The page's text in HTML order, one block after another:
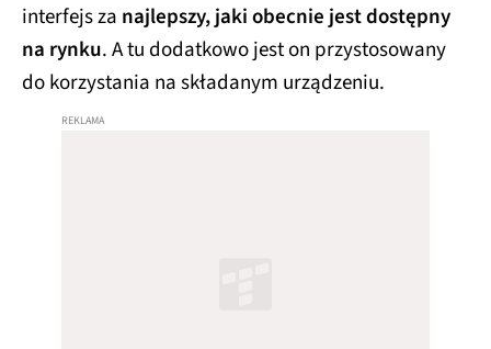
interfejs za najlepszy, jaki obecnie jest dostępny
na rynku. A tu dodatkowo jest on przystosowany
do korzystania na składanym urządzeniu.